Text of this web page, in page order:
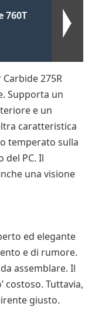
760T
Carbide 275R
Supporta un
e un
caratteristica
temperato sulla
del PC. Il
una visione
ed elegante
e di rumore.
assemblare. Il
costoso. Tuttavia,
giusto.